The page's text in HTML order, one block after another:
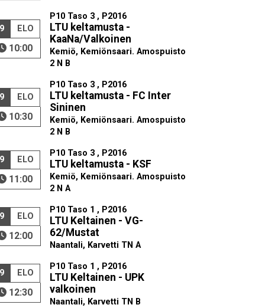
ELO
10:00
P10 Taso 3 , P2016
LTU keltamusta -
KaaNa/Valkoinen
Kemiö, Kemiönsaari. Amospuisto
2 N B
ELO
10:30
P10 Taso 3 , P2016
LTU keltamusta - FC Inter
Sininen
Kemiö, Kemiönsaari. Amospuisto
2 N B
ELO
11:00
P10 Taso 3 , P2016
LTU keltamusta - KSF
Kemiö, Kemiönsaari. Amospuisto
2 N A
ELO
12:00
P10 Taso 1 , P2016
LTU Keltainen - VG-
62/Mustat
Naantali, Karvetti TN A
ELO
12:30
P10 Taso 1 , P2016
LTU Keltainen - UPK
valkoinen
Naantali, Karvetti TN B